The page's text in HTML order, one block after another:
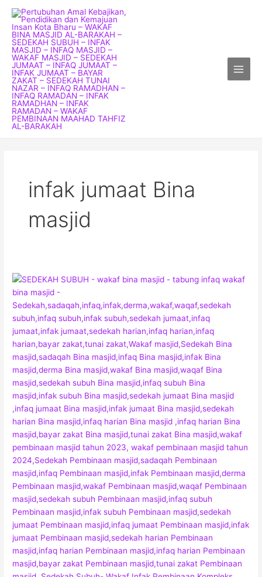
content
infak jumaat Bina
masjid
JEMPUT
SEDEKAH
SUBUH
DI
SINI